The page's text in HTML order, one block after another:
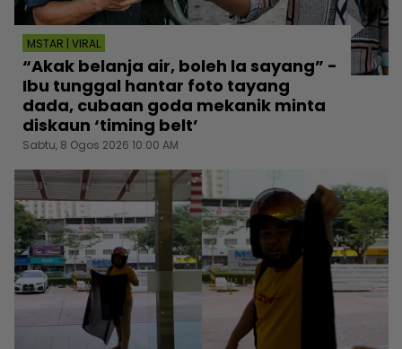
MSTAR | VIRAL
“Akak belanja air, boleh la sayang” -
Ibu tunggal hantar foto tayang
dada, cubaan goda mekanik minta
diskaun ‘timing belt’
Sabtu, 8 Ogos 2026 10:00 AM